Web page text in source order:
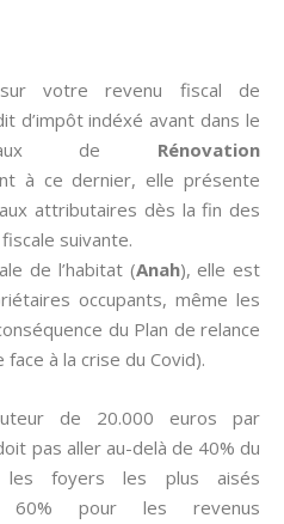
votre revenu fiscal de
d’impôt indéxé avant dans le
de Rénovation
à ce dernier, elle présente
attributaires dès la fin des
suivante.
de l’habitat (Anah), elle est
occupants, même les
du Plan de relance
à la crise du Covid).
de 20.000 euros par
pas aller au-delà de 40% du
foyers les plus aisés
60% pour les revenus